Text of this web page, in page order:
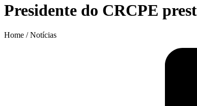
Presidente do CRCPE
Home / Notícias